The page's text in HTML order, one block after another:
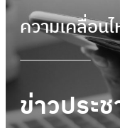
ความเคลื่อน
ข่าวประ